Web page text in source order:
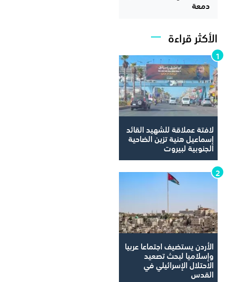
دمعة
الأكثر قراءة
لافتة عملاقة للشهيد القائد
إسماعيل هنية تزين الضاحية
الجنوبية لبيروت
الأردن يستضيف اجتماعا عربيا
وإسلاميا لبحث تصعيد
الاحتلال الإسرائيلي في
القدس